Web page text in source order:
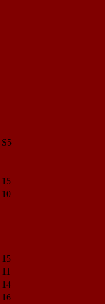
S5
15
10
15
11
14
16